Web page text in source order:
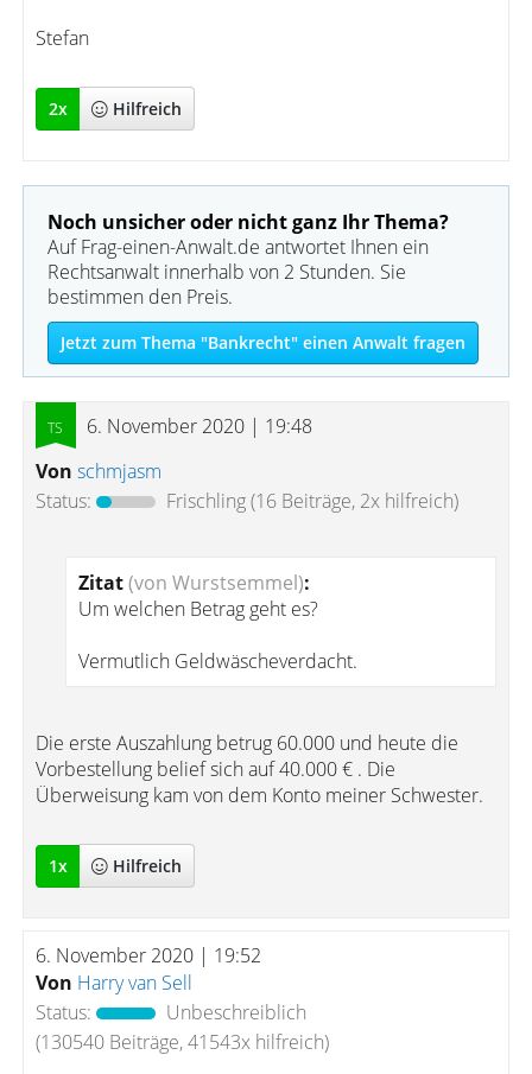
Stefan
2x Hilfreich
Noch unsicher oder nicht ganz Ihr Thema?
Auf Frag-einen-Anwalt.de antwortet Ihnen ein
Rechtsanwalt innerhalb von 2 Stunden. Sie
bestimmen den Preis.
Jetzt zum Thema "Bankrecht" einen Anwalt fragen
6. November 2020 | 19:48
Von schmjasm
Status:
Frischling(16 Beiträge, 2x hilfreich)
Zitat(von Wurstsemmel):
Um welchen Betrag geht es?
Vermutlich Geldwäscheverdacht.
Die erste Auszahlung betrug 60.000 und heute die
Vorbestellung belief sich auf 40.000 € . Die
Überweisung kam von dem Konto meiner Schwester.
1x Hilfreich
6. November 2020 | 19:52
Von Harry van Sell
Status:
Unbeschreiblich
(130540 Beiträge, 41543x hilfreich)